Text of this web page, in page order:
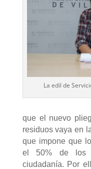
La edil de
que el nuevo
residuos vaya en
que impone que
el 50% de los
ciudadanía. Por